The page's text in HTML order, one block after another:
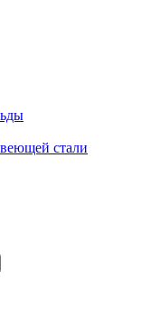
стали